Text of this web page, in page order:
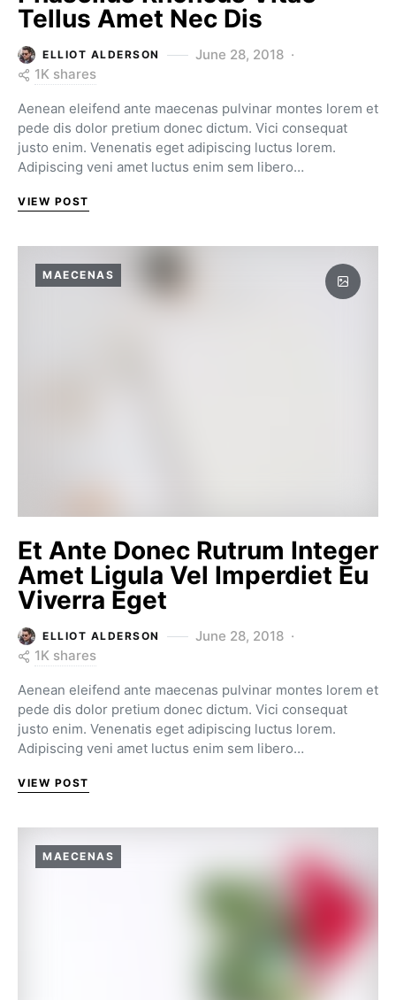
Tellus Amet Nec Dis
ELLIOT ALDERSON
June 28, 2018
1K shares
Aenean eleifend ante maecenas pulvinar montes lorem et
pede dis dolor pretium donec dictum. Vici consequat
justo enim. Venenatis eget adipiscing luctus lorem.
Adipiscing veni amet luctus enim sem libero…
VIEW POST
MAECENAS
Et Ante Donec Rutrum Integer
Amet Ligula Vel Imperdiet Eu
Viverra Eget
ELLIOT ALDERSON
June 28, 2018
1K shares
Aenean eleifend ante maecenas pulvinar montes lorem et
pede dis dolor pretium donec dictum. Vici consequat
justo enim. Venenatis eget adipiscing luctus lorem.
Adipiscing veni amet luctus enim sem libero…
VIEW POST
MAECENAS